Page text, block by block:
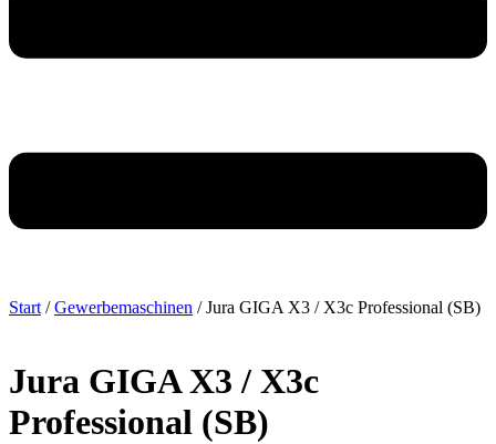
Start /Gewerbemaschinen / Jura GIGA X3 / X3c Professional (SB)
Jura GIGA X3 / X3c
Professional (SB)